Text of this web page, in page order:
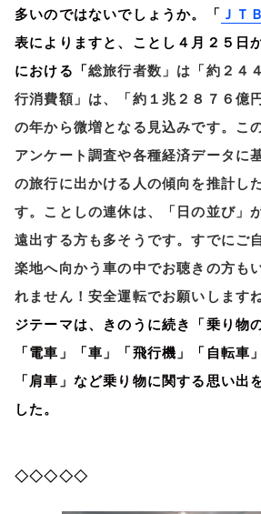
多いのではないでしょうか。「
ＪＴＢ
表によりますと、ことし４月２５日
における「 総旅行者数」は「約２４
行消費額」は、「約１兆２８７６億
の年から微増となる見込みです。こ
アンケート調査や各種経済データに
の旅行に出かける人の傾向を推計し
す。ことしの連休は、「日の並び」
遠出する方も多そうです。すでにご
楽地へ向かう車の中でお聴きの方も
れません！安全運転でお願いします
ジテーマは、きのうに続き「乗り物
「電車」「車」「飛行機」「自転車
「肩車」など乗り物に関する思い出
した。
◇◇◇◇◇